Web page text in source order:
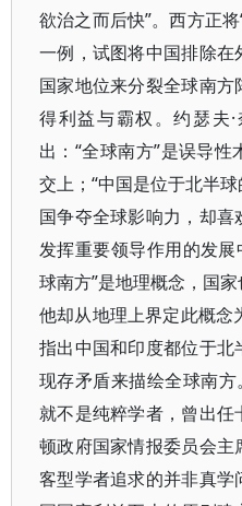
欲治之而后快”。西方正
一例，试图将中国排除在
国家地位来分裂全球南
得利益与霸权。约瑟夫
出：“全球南方”是误导
交上；“中国是位于北半
国争夺全球影响力，却
发挥重要领导作用的发展
球南方”是地理概念，国
他却从地理上界定此概念
指出中国和印度都位于
现存矛盾来描绘全球南
就不是纯粹学者，曾出
顿政府国家情报委员会
客型学者追求的并非真